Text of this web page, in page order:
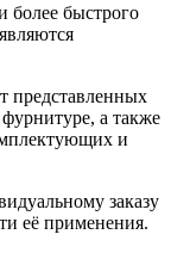
более быстрого
представленных
а также
и
заказу
её применения.